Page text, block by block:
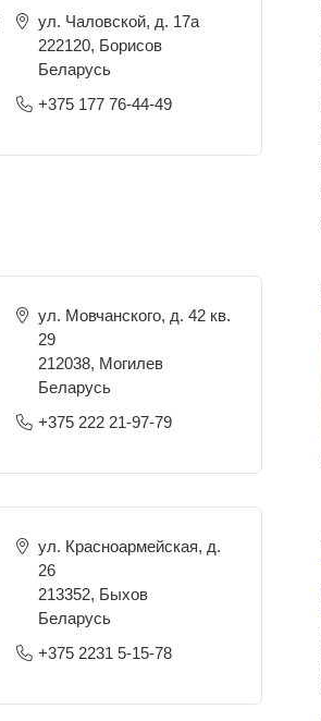
ул. Чаловской, д. 17а
222120, Борисов
Беларусь
+375 177 76-44-49
ул. Мовчанского, д. 42 кв.
29
212038, Могилев
Беларусь
+375 222 21-97-79
ул. Красноармейская, д.
26
213352, Быхов
Беларусь
+375 2231 5-15-78